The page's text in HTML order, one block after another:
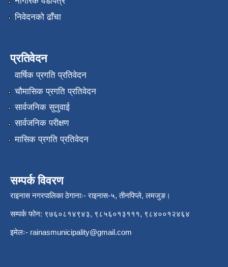
निवेदनको ढाँचा
प्रतिवेदन
वार्षिक प्रगति प्रतिवेदन
चौमासिक प्रगति प्रतिवेदन
सार्वजनिक सुनुवाई
सार्वजनिक परीक्षण
मासिक प्रगति प्रतिवेदन
सम्पर्क विवरण
राइनास नगरपालिका ठेगानाः- राइनास-५, तीनपिप्ले, लमजुङ।
सम्पर्क फोन: ९७६०८१४९४३, ९८५६०१३१११, ९८४००१२४६४
इमेलः- rainasmunicipality@gmail.com